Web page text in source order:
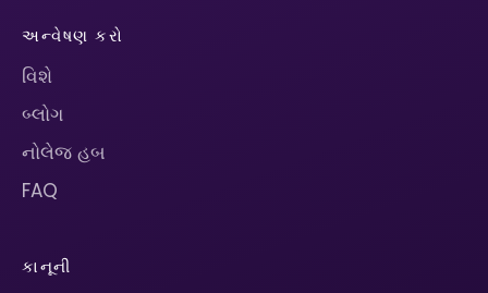
અન્વેષણ કરો
વિશે
બ્લોગ
નોલેજ હબ
FAQ
કાનૂની